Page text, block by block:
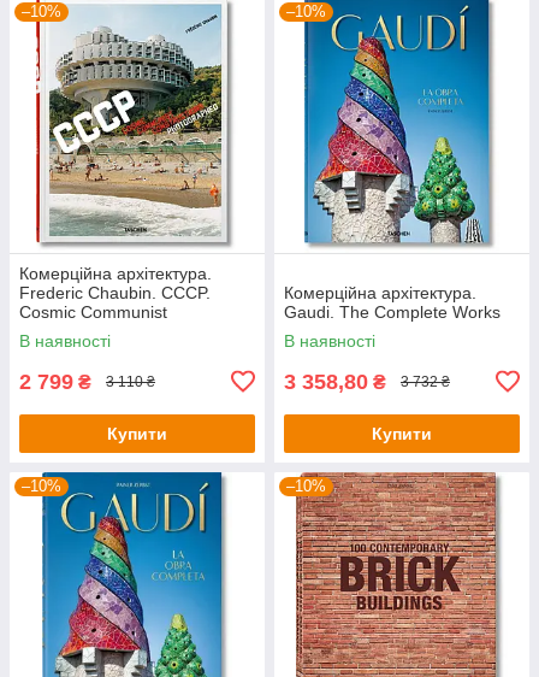
–10%
Комерційна архітектура.
Frederic Chaubin. CCCP.
Cosmic Communist
Constructions Photographed
В наявності
2 799 ₴ 3 110 ₴
Купити
–10%
Комерційна архітектура.
Gaudi. The Complete Works
В наявності
3 358,80 ₴ 3 732 ₴
Купити
–10% –10%